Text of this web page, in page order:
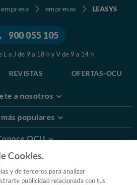
empresas LEASYS
900 055 105
L a J de 9 a 18 h y V de 9 a 14 h
REVISTAS OFERTAS-OCU
a nosotros
más populares
OCU
Información
© 2026 OCU
Cookies.
y de terceros para analizar
publicidad relacionada con tus